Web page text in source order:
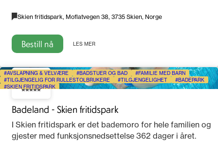
Skien fritidspark, Moflatvegen 38, 3735 Skien, Norge
Bestill nå LES MER
AVSLAPNING & VELVÆRE BADSTUER OG BAD
FAMILIE MED BARN
TILGJENGELIG FOR RULLESTOLBRUKERE
TILGJENGELIGHET
BADEPARK
SKIEN FRITIDSPARK
4.3
Badeland - Skien fritidspark
I Skien fritidspark er det bademoro for hele familien og
gjester med funksjonsnedsettelse 362 dager i året.